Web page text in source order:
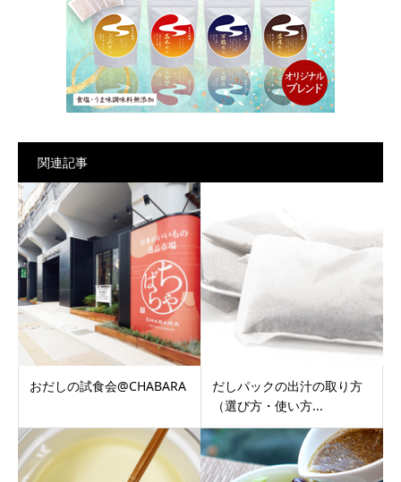
関連記事
おだしの試食会@CHABARA
だしパックの出汁の取り方
（選び方・使い方...